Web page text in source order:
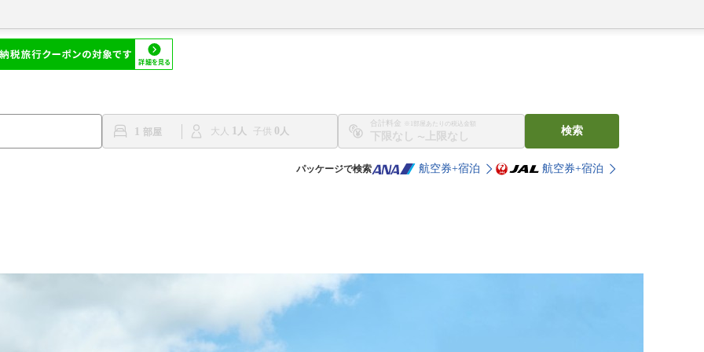
1 大人 1 子供 0
合計料金 ※1部屋あたりの税込金額
〜
検索
パッケージで検索 航空券+宿泊 航空券+宿泊